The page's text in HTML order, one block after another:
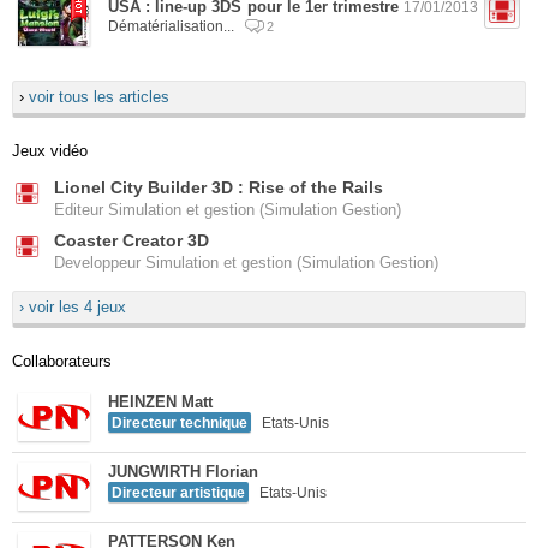
USA : line-up 3DS pour le 1er trimestre 17/01/2013
Dématérialisation...
2
› voir tous les articles
Jeux vidéo
Lionel City Builder 3D : Rise of the Rails
Editeur Simulation et gestion (Simulation Gestion)
Coaster Creator 3D
Developpeur Simulation et gestion (Simulation Gestion)
› voir les 4 jeux
Collaborateurs
HEINZEN Matt
Directeur technique Etats-Unis
JUNGWIRTH Florian
Directeur artistique Etats-Unis
PATTERSON Ken